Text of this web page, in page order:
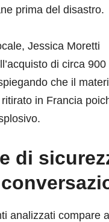
prima del disastro.
Jessica Moretti
di circa
che il
in Francia
di
analizzati compare